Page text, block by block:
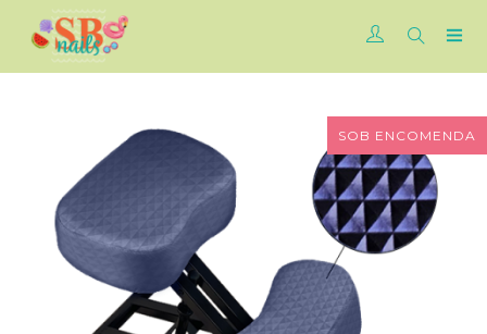
SOB ENCOMENDA